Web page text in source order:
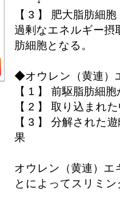
【 3 】 肥大脂肪細胞
過剰なエネルギー摂
肪細胞となる。
◆オウレン（黄連）
【 1 】 前駆脂肪細
【 2 】 取り込まれ
【 3 】 分解された
果
オウレン（黄連）
とによってスリミ